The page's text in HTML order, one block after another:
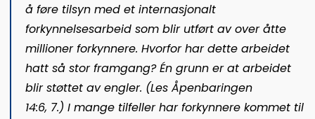
å føre tilsyn med et internasjonalt
forkynnelsesarbeid som blir utført av over åtte
millioner forkynnere. Hvorfor har dette arbeidet
hatt så stor framgang? Én grunn er at arbeidet
blir støttet av engler. (Les Åpenbaringen
14:6, 7.) I mange tilfeller har forkynnere kommet til